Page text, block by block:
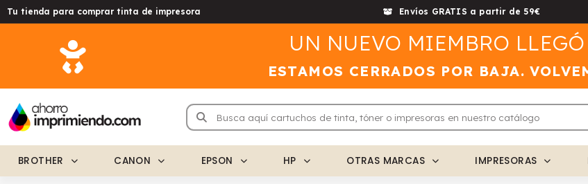
Tu tienda para comprar tinta de impresora Envíos GRATIS a partir de 59€
UN NUEVO MIEMBRO
ESTAMOS CERRADOS POR BAJA.
BROTHER CANON EPSON HP OTRAS MARCAS IMPRESORAS